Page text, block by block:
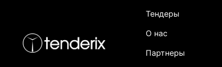
Тендеры
О нас
Партнеры